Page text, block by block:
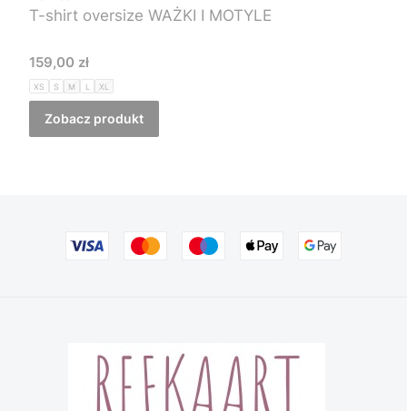
T-shirt oversize WAŻKI I MOTYLE
Cena
159,00 zł
XS S M L XL
Zobacz produkt